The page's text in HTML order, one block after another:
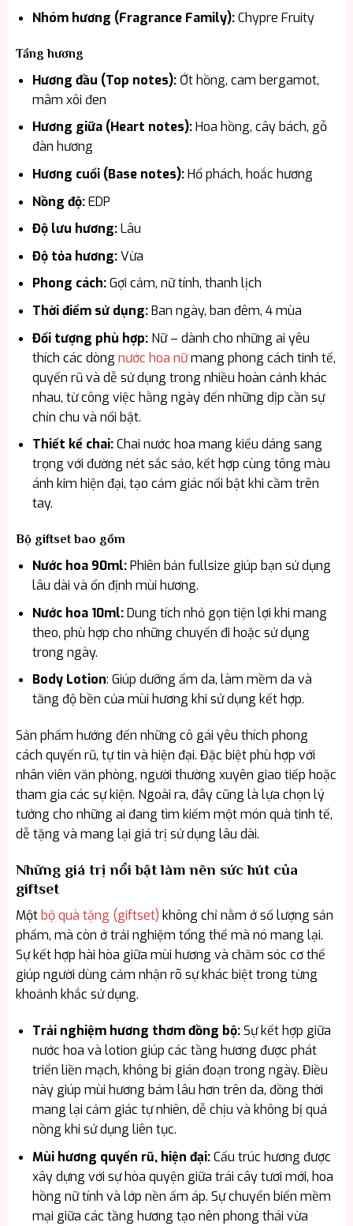
Nhóm hương (Fragrance Family):Chypre Fruity
Tầng hương
Hương đầu (Top notes):Ớt hồng, cam bergamot,
mâm xôi đen
Hương giữa (Heart notes):Hoa hồng, cây bách, gỗ
đàn hương
Hương cuối (Base notes):Hổ phách, hoắc hương
Nồng độ:EDP
Độ lưu hương:Lâu
Độ tỏa hương:Vừa
Phong cách:Gợi cảm, nữ tính, thanh lịch
Thời điểm sử dụng:Ban ngày, ban đêm, 4 mùa
Đối tượng phù hợp:Nữ – dành cho những ai yêu
thích các dòng nước hoa nữmang phong cách tinh tế,
quyến rũ và dễ sử dụng trong nhiều hoàn cảnh khác
nhau, từ công việc hằng ngày đến những dịp cần sự
chỉn chu và nổi bật.
Thiết kế chai:Chai nước hoa mang kiểu dáng sang
trọng với đường nét sắc sảo, kết hợp cùng tông màu
ánh kim hiện đại, tạo cảm giác nổi bật khi cầm trên
tay.
Bộ giftset bao gồm
Nước hoa 90ml:Phiên bản fullsize giúp bạn sử dụng
lâu dài và ổn định mùi hương.
Nước hoa 10ml:Dung tích nhỏ gọn tiện lợi khi mang
theo, phù hợp cho những chuyến đi hoặc sử dụng
trong ngày.
Body Lotion: Giúp dưỡng ẩm da, làm mềm da và
tăng độ bền của mùi hương khi sử dụng kết hợp.
Sản phẩm hướng đến những cô gái yêu thích phong
cách quyến rũ, tự tin và hiện đại. Đặc biệt phù hợp với
nhân viên văn phòng, người thường xuyên giao tiếp hoặc
tham gia các sự kiện. Ngoài ra, đây cũng là lựa chọn lý
tưởng cho những ai đang tìm kiếm một món quà tinh tế,
dễ tặng và mang lại giá trị sử dụng lâu dài.
Những giá trị nổi bật làm nên sức hút của
giftset
Mộtbộ quà tặng (giftset) không chỉ nằm ở số lượng sản
phẩm, mà còn ở trải nghiệm tổng thể mà nó mang lại.
Sự kết hợp hài hòa giữa mùi hương và chăm sóc cơ thể
giúp người dùng cảm nhận rõ sự khác biệt trong từng
khoảnh khắc sử dụng.
Trải nghiệm hương thơm đồng bộ:Sự kết hợp giữa
nước hoa và lotion giúp các tầng hương được phát
triển liền mạch, không bị gián đoạn trong ngày. Điều
này giúp mùi hương bám lâu hơn trên da, đồng thời
mang lại cảm giác tự nhiên, dễ chịu và không bị quá
nồng khi sử dụng liên tục.
Mùi hương quyến rũ, hiện đại:Cấu trúc hương được
xây dựng với sự hòa quyện giữa trái cây tươi mới, hoa
hồng nữ tính và lớp nền ấm áp. Sự chuyển biến mềm
mại giữa các tầng hương tạo nên phong thái vừa